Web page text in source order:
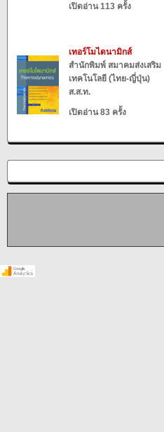
เปิดอ่าน 113 ครั้ง
เทอร์โมไดนามิกส์
สำนักพิมพ์ สมาคมส่งเสริม
เทคโนโลยี (ไทย-ญี่ปุ่น)
ส.ส.ท.
เปิดอ่าน 83 ครั้ง